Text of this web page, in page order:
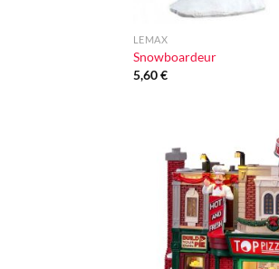
LEMAX
Snowboardeur
5,60€